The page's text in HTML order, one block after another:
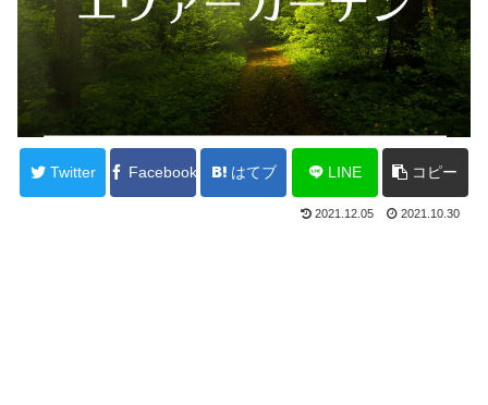
Twitter Facebook はてブ LINE コピー
2021.12.05 2021.10.30